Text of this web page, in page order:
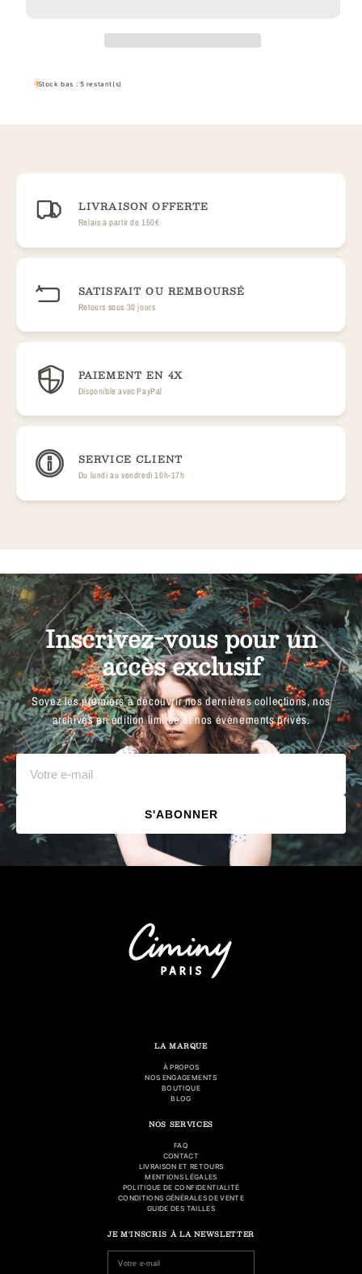
Stock bas : 5 restant(s)
LIVRAISON OFFERTE
Relais à partir de 150€
SATISFAIT OU REMBOURSÉ
Retours sous 30 jours
PAIEMENT EN 4X
Disponible avec PayPal
SERVICE CLIENT
Du lundi au vendredi 10h-17h
Inscrivez-vous pour un
accès exclusif
Soyez les premiers à découvrir nos dernières collections, nos
archives en édition limitée et nos événements privés.
S'ABONNER
LA MARQUE
À PROPOS
NOS ENGAGEMENTS
BOUTIQUE
BLOG
NOS SERVICES
FAQ
CONTACT
LIVRAISON ET RETOURS
MENTIONS LÉGALES
POLITIQUE DE CONFIDENTIALITÉ
CONDITIONS GÉNÉRALES DE VENTE
GUIDE DES TAILLES
JE M'INSCRIS À LA NEWSLETTER